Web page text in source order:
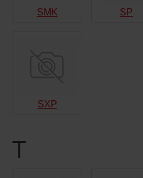
SMK SP
SXP
T